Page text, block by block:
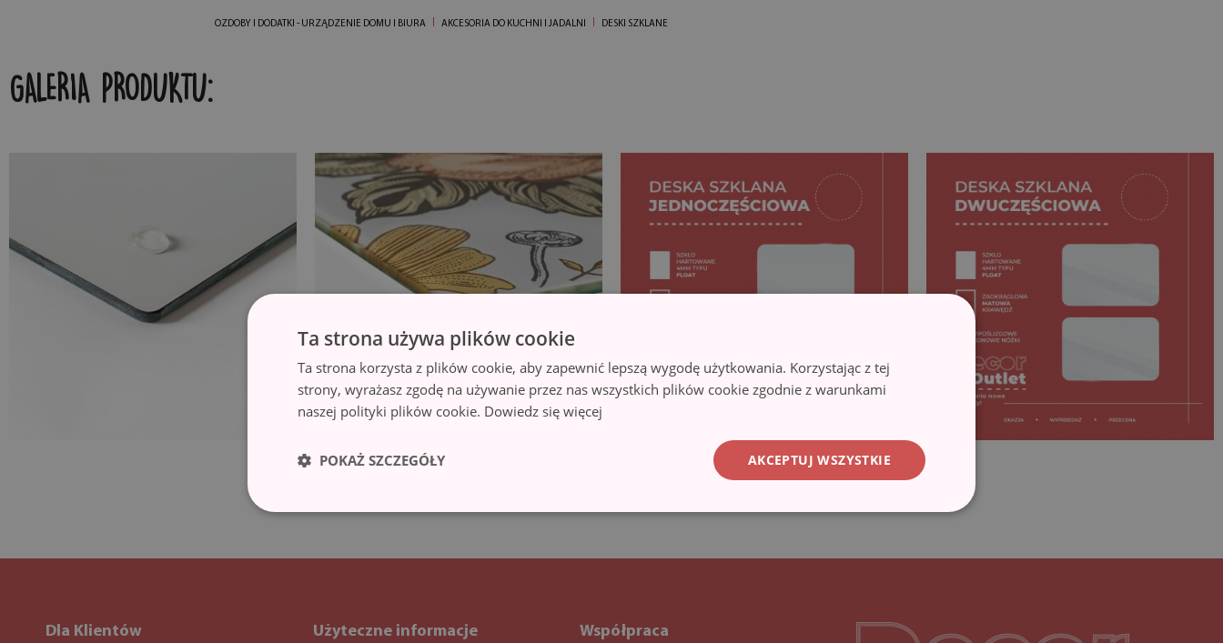
OZDOBY I DODATKI - URZĄDZENIE DOMU I BIURA AKCESORIA DO KUCHNI I JADALNI DESKI SZKLANE
GALERIA PRODUKTU:
Dla Klientów Użyteczne informacje Współpraca
Ta strona używa plików cookie
Ta strona korzysta z plików cookie, aby zapewnić lepszą wygodę użytkowania. Korzystając z tej
strony, wyrażasz zgodę na używanie przez nas wszystkich plików cookie zgodnie z warunkami
naszej polityki plików cookie. Dowiedz się więcej
AKCEPTUJ WSZYSTKIE
POKAŻ SZCZEGÓŁY